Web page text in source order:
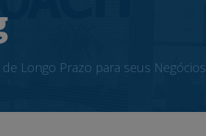
Longo Prazo para seus Negócios